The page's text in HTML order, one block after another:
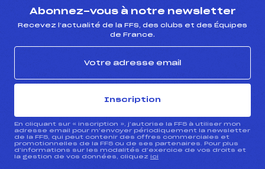
Abonnez-vous à notre newsletter
Recevez l’actualité de la FFS, des clubs et des Équipes
de France.
Inscription
En cliquant sur « inscription », j’autorise la FFS à utiliser mon
adresse email pour m’envoyer périodiquement la newsletter
de la FFS, qui peut contenir des offres commerciales et
promotionnelles de la FFS ou de ses partenaires. Pour plus
d’informations sur les modalités d’exercice de vos droits et
la gestion de vos données, cliquez ici